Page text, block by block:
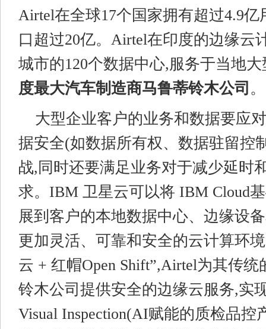
Airtel在全球17个国家拥有超过4.9亿
口超过20亿。Airtel在印度的边缘云
城市的120个数据中心,服务于当地
度最大汽车制造商马鲁蒂铃木公司 。
大型企业客户的业务和数据要应
据安全(如数据所有权、数据驻留控
战,同时还要满足业务对于减少延时
求。IBM 卫星云可以将 IBM Cloud
展到客户的本地数据中心、边缘设
更加灵活、可靠和安全的云计算环
云 + 红帽Open Shift”,Airtel为其传
铃木公司提供安全的边缘云服务,实
Visual Inspection(AI赋能的质检品控